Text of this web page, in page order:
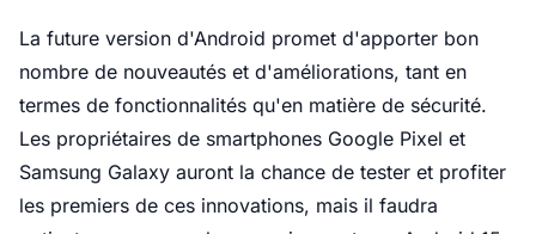
La future version d'Android promet d'apporter bon
nombre de nouveautés et d'améliorations, tant en
termes de fonctionnalités qu'en matière de sécurité.
Les propriétaires de smartphones Google Pixel et
Samsung Galaxy auront la chance de tester et profiter
les premiers de ces innovations, mais il faudra